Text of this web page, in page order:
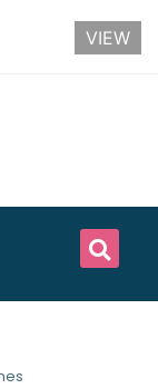
VIEW